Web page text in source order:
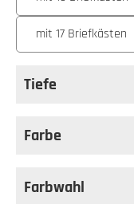
mit 17 Briefkästen
Tiefe
Farbe
Farbwahl